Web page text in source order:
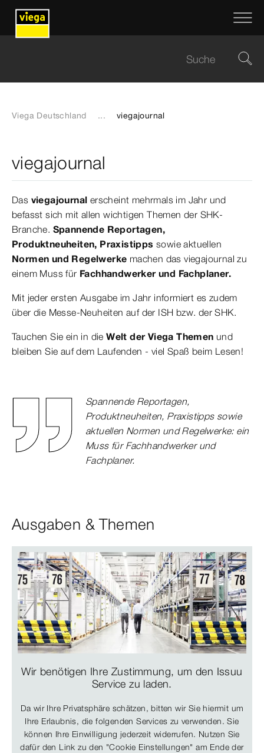
Viega Deutschland ... viegajournal
viegajournal
Das viegajournal erscheint mehrmals im Jahr und
befasst sich mit allen wichtigen Themen der SHK-
Branche. Spannende Reportagen,
Produktneuheiten, Praxistipps sowie aktuellen
Normen und Regelwerke machen das viegajournal zu
einem Muss für Fachhandwerker und Fachplaner.
Mit jeder ersten Ausgabe im Jahr informiert es zudem
über die Messe-Neuheiten auf der ISH bzw. der SHK.
Tauchen Sie ein in dieWelt der Viega Themen und
bleiben Sie auf dem Laufenden - viel Spaß beim Lesen!
Spannende Reportagen,
Produktneuheiten, Praxistipps sowie
aktuellen Normen und Regelwerke: ein
Muss für Fachhandwerker und
Fachplaner.
Ausgaben & Themen
Wir benötigen Ihre Zustimmung, um den Issuu
Service zu laden.
Da wir Ihre Privatsphäre schätzen, bitten wir Sie hiermit um
Ihre Erlaubnis, die folgenden Services zu verwenden. Sie
können Ihre Einwilligung jederzeit widerrufen. Nutzen Sie
dafür den Link zu den "Cookie Einstellungen" am Ende der